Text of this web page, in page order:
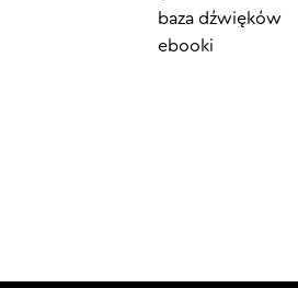
baza dźwięków
ebooki